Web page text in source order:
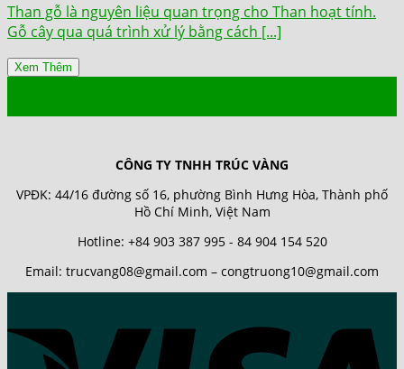
Than gỗ là nguyên liệu quan trọng cho Than hoạt tính.
Gỗ cây qua quá trình xử lý bằng cách [...]
Xem Thêm
CÔNG TY TNHH TRÚC VÀNG
VPĐK: 44/16 đường số 16, phường Bình Hưng Hòa, Thành phố
Hồ Chí Minh, Việt Nam
Hotline: +84 903 387 995 - 84 904 154 520
Email: trucvang08@gmail.com – congtruong10@gmail.com